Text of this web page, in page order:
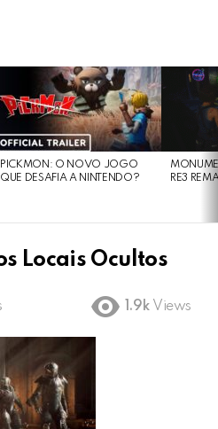
PICKMON: O NOVO JOGO
QUE DESAFIA A NINTENDO?
RE3
Locais Ocultos
1.9k Views